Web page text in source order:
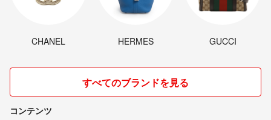
CHANEL HERMES GUCCI
すべてのブランドを見る
コンテンツ